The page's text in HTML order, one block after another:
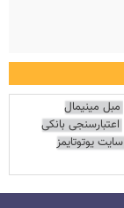
مبل مینیمال
اعتبارسنجی بانکی
سایت یوتوتایمز